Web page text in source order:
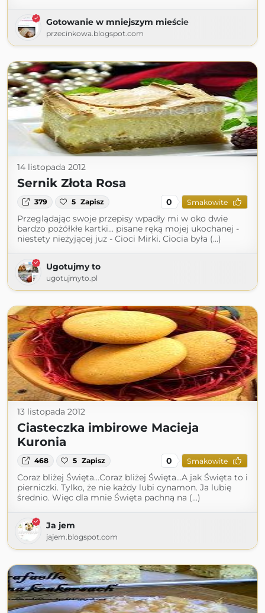
Gotowanie w mniejszym mieście
przecinkowa.blogspot.com
14 listopada 2012
Sernik Złota Rosa
379 5 Zapisz 0 Smakowite
Przeglądając swoje przepisy wpadły mi w oko dwie
bardzo pożółkłe kartki... pisane ręką mojej ukochanej -
niestety nieżyjącej już - Cioci Mirki. Ciocia była (...)
Ugotujmy to
ugotujmyto.pl
13 listopada 2012
Ciasteczka imbirowe Macieja
Kuronia
468 5 Zapisz 0 Smakowite
Coraz bliżej Święta...Coraz bliżej Święta...A jak Święta to i
pierniczki. Tylko, że nie każdy lubi cynamon. Ja lubię
średnio. Więc dla mnie Święta pachną na (...)
Ja jem
jajem.blogspot.com